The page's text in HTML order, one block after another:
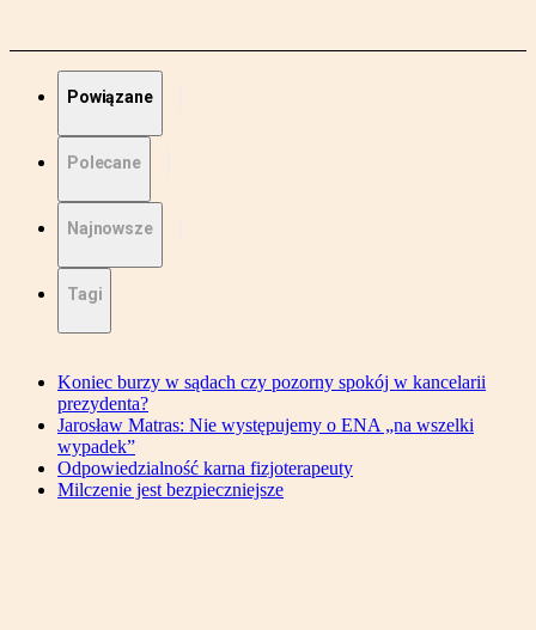
Powiązane
Polecane
Najnowsze
Tagi
Koniec burzy w sądach czy pozorny spokój w kancelarii
prezydenta?
Jarosław Matras: Nie występujemy o ENA „na wszelki
wypadek”
Odpowiedzialność karna fizjoterapeuty
Milczenie jest bezpieczniejsze